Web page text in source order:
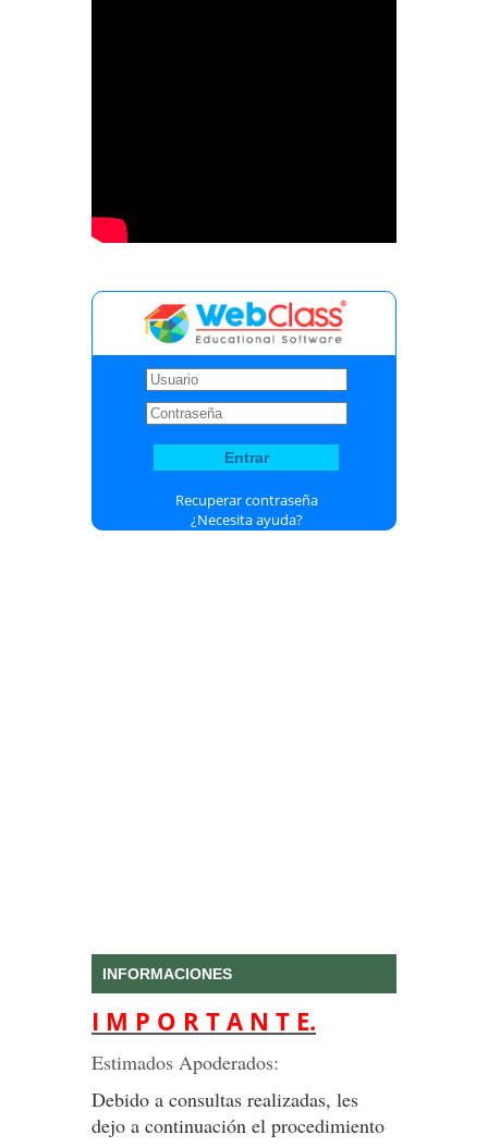
Recuperar contraseña
¿Necesita ayuda?
INFORMACIONES
I M P O R T A N T E.
Estimados Apoderados:
Debido a consultas realizadas, les
dejo a continuación el procedimiento